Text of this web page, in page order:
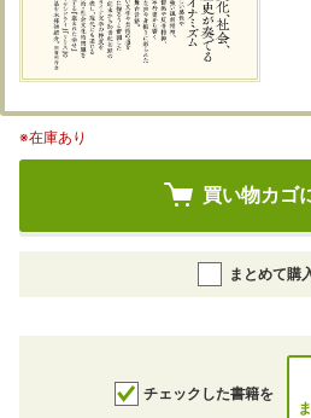
※在庫あり
買い物カゴ
まとめて購
チェックした書籍を